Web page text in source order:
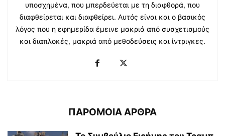
υποσχημένα, που μπερδεύεται με τη διαφθορά, που
διαφθείρεται και διαφθείρει. Αυτός είναι και ο βασικός
λόγος που η εφημερίδα έμεινε μακριά από συσχετισμούς
και διαπλοκές, μακριά από μεθοδεύσεις και ίντριγκες.
ΠΑΡΟΜΟΙΑ ΑΡΘΡΑ